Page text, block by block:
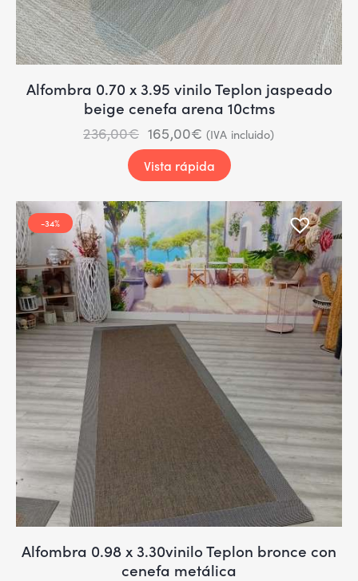
Alfombra 0.70 x 3.95 vinilo Teplon jaspeado
beige cenefa arena 10ctms
236,00€ 165,00€ (IVA incluido)
Vista rápida
-34%
Alfombra 0.98 x 3.30vinilo Teplon bronce con
cenefa metálica